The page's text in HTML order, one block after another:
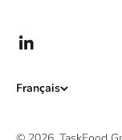
Français